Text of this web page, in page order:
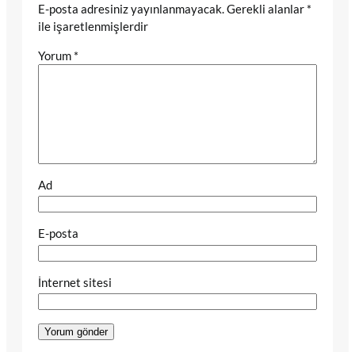
E-posta adresiniz yayınlanmayacak.Gerekli alanlar *
ile işaretlenmişlerdir
Yorum *
Ad
E-posta
İnternet sitesi